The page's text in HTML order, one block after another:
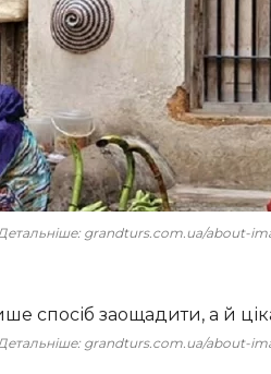
Детальніше: grandturs.com.ua/about-
спосіб заощадити, а й
Детальніше: grandturs.com.ua/about-